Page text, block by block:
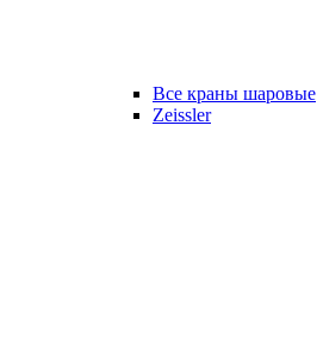
Все краны шаровые
Zeissler